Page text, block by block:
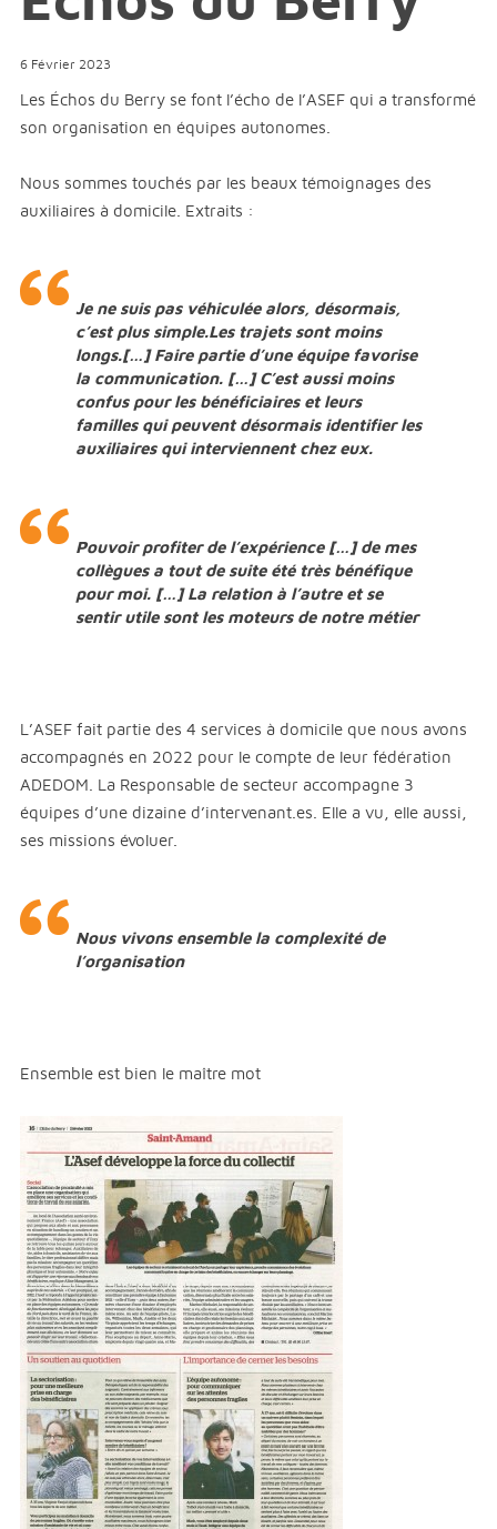
6 Février 2023
Les Échos du Berry se font l’écho de l’ASEF qui a transformé
son organisation en équipes autonomes.
Nous sommes touchés par les beaux témoignages des
auxiliaires à domicile. Extraits :
Je ne suis pas véhiculée alors, désormais,
c’est plus simple.Les trajets sont moins
longs.[…] Faire partie d’une équipe favorise
la communication. […] C’est aussi moins
confus pour les bénéficiaires et leurs
familles qui peuvent désormais identifier les
auxiliaires qui interviennent chez eux.
Pouvoir profiter de l’expérience […] de mes
collègues a tout de suite été très bénéfique
pour moi. […] La relation à l’autre et se
sentir utile sont les moteurs de notre métier
L’ASEF fait partie des 4 services à domicile que nous avons
accompagnés en 2022 pour le compte de leur fédération
ADEDOM. La Responsable de secteur accompagne 3
équipes d’une dizaine d’intervenant.es. Elle a vu, elle aussi,
ses missions évoluer.
Nous vivons ensemble la complexité de
l’organisation
Ensemble est bien le maître mot